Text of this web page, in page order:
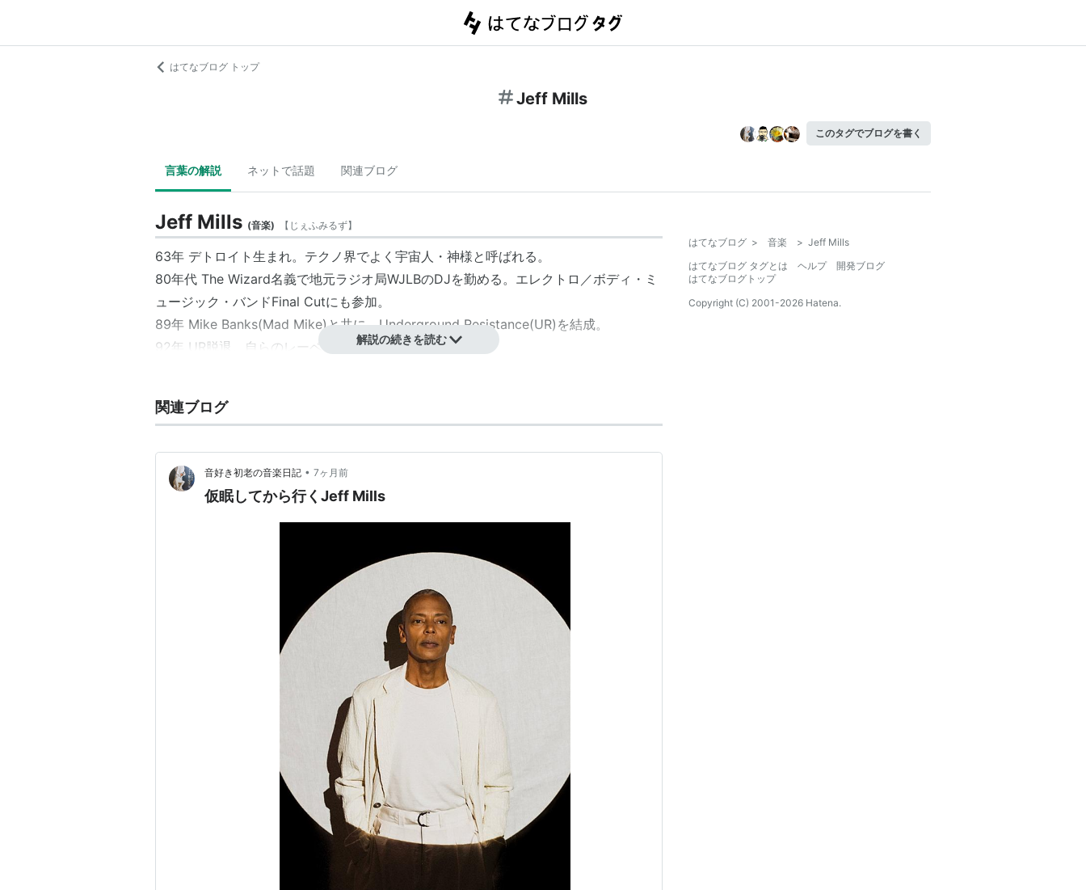
はてなブログ トップ
Jeff Mills
このタグでブログを書く
言葉の解説 ネットで話題 関連ブログ
Jeff Mills (音楽) 【 じぇふみるず】
63年 デトロイト生まれ。テクノ界でよく宇宙人・神様と呼ばれる。
80年代 The Wizard名義で地元ラジオ局WJLBのDJを勤める。エレクトロ／ボディ・ミ
ュージック・バンドFinal Cutにも参加。
89年 Mike Banks(Mad Mike)と共に、Underground Resistance(UR)を結成。
92年 UR脱退。自らのレーベルaxisを設立し、ソロ活動化。
わずか数十秒間で矢継ぎ早にレコードをすり替え、
解説の続きを読む
関連ブログ
音好き初老の音楽日記 • 7ヶ月前
仮眠してから行くJeff Mills
はてなブログ > 音楽 > Jeff Mills
はてなブログ タグとは
ヘルプ
開発ブログ
はてなブログトップ
Copyright (C) 2001-2026 Hatena.